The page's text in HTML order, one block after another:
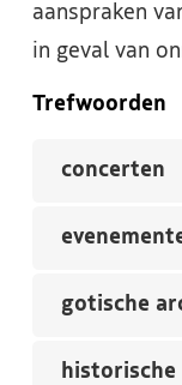
aanspraken
in geval van
Trefwoorden
concerten
gotische